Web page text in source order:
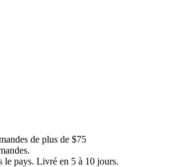
de plus de $75
le pays. Livré en 5 à 10 jours.